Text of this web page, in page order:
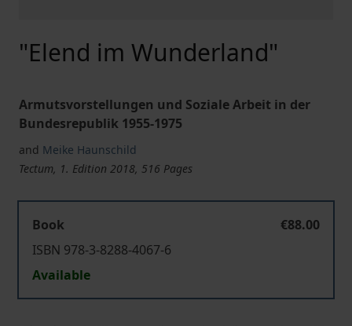
"Elend im Wunderland"
Armutsvorstellungen und Soziale Arbeit in der
Bundesrepublik 1955-1975
and Meike Haunschild
Tectum, 1. Edition 2018, 516 Pages
Book
€88.00
ISBN 978-3-8288-4067-6
Available